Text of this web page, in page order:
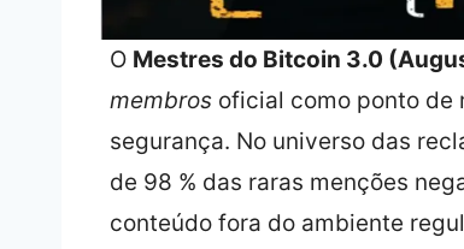
O Mestres do Bitcoin 3.0
membrosoficial como ponto de
segurança. No universo das
de 98 % das raras menções
conteúdo fora do ambiente